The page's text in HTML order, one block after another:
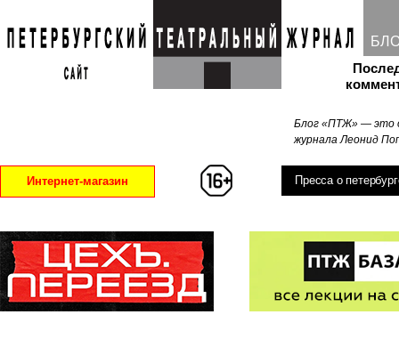
Блог «ПТЖ» — это
журнала Леонид
Интернет-магазин Пресса о